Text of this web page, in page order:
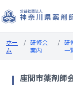
ホー
ム
/ 研修会
案内
/ 研
一
座間市薬剤師